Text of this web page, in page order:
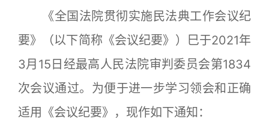
《全国法院贯彻实施民法典工作会议纪
要》（以下简称《会议纪要》）巳于2021年
3月15日经最高人民法院审判委员会第1834
次会议通过。为便于进一步学习领会和正确
适用《会议纪要》，现作如下通知：